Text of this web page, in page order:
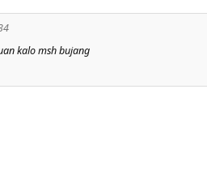
kalo msh bujang